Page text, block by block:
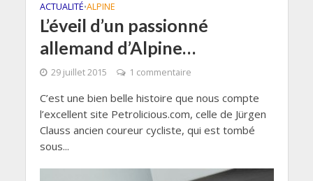
ACTUALITÉ•ALPINE
L’éveil d’un passionné
allemand d’Alpine…
29 juillet 2015 1 commentaire
C’est une bien belle histoire que nous compte
l’excellent site Petrolicious.com, celle de Jürgen
Clauss ancien coureur cycliste, qui est tombé
sous...